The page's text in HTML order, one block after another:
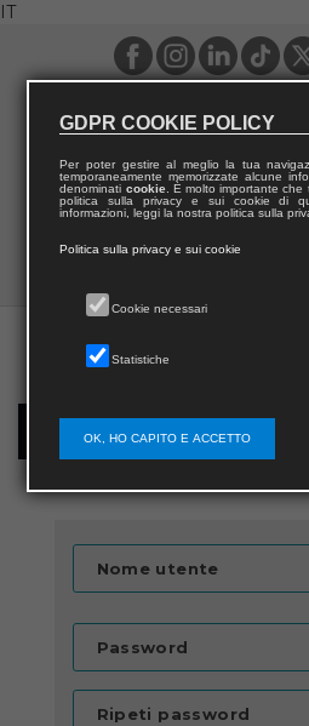
IT
Registrazione nuovo utente
Nome utente
Password
Ripeti password
GDPR COOKIE POLICY
Per poter gestire al meglio la tua
temporaneamente memorizzate alcune
denominati cookie. È molto importante che
politica sulla privacy e sui cookie di
informazioni, leggi la nostra politica sulla
Politica sulla privacy e sui cookie
Cookie necessari
Statistiche
OK, HO CAPITO E ACCETTO